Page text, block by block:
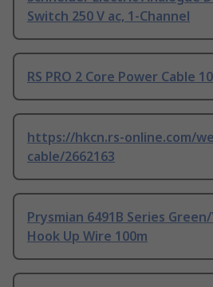
Switch 250 V ac, 1-Channel
RS PRO 2 Core Power Cable
https://hkcn.rs-online.com/
cable/2662163
Prysmian 6491B Series
Hook Up Wire 100m